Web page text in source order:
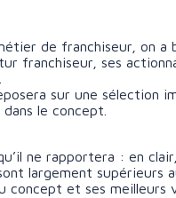
de franchiseur, on a
franchiseur, ses
sur une sélection
le concept.
ne rapportera : en
largement supérieurs
concept et ses